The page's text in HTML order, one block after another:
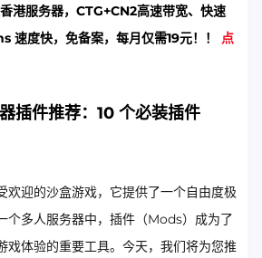
港服务器，CTG+CN2高速带宽、快速
速度快，免备案，每月仅需19元！！ 点
插件推荐：10 个必装插件
迎的沙盒游戏，它提供了一个自由度极
个多人服务器中，插件（Mods）成为了
戏体验的重要工具。今天，我们将为您推